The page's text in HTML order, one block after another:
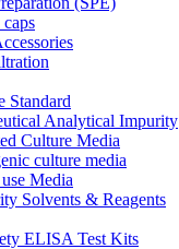
Standard
Analytical Impurity
Culture Media
culture media
Media
Solvents & Reagents
ELISA Test Kits